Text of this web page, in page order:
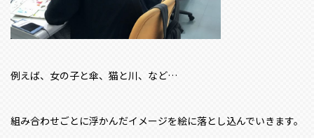
例えば、女の子と傘、猫と川、など…
組み合わせごとに浮かんだイメージを絵に落とし込んでいきます。